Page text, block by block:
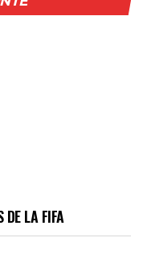
DE LA FIFA